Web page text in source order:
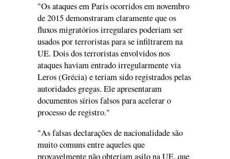
"Os ataques em Paris ocorridos em novembro
de 2015 demonstraram claramente que os
fluxos migratórios irregulares poderiam ser
usados por terroristas para se infiltrarem na
UE. Dois dos terroristas envolvidos nos
ataques haviam entrado irregularmente via
Leros (Grécia) e teriam sido registrados pelas
autoridades gregas. Ele apresentaram
documentos sírios falsos para acelerar o
processo de registro."
"As falsas declarações de nacionalidade são
muito comuns entre aqueles que
provavelmente não obteriam asilo na UE, que